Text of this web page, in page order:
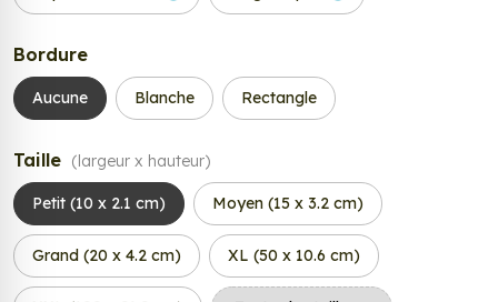
Bordure
Aucune Blanche Rectangle
Taille (largeur x hauteur)
Petit (10 x 2.1 cm) Moyen (15 x 3.2 cm)
Grand (20 x 4.2 cm) XL (50 x 10.6 cm)